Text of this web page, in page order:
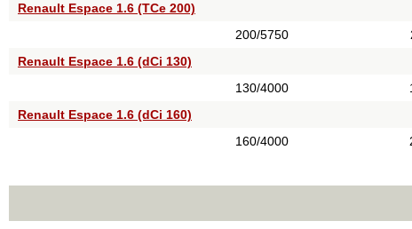
Renault Espace 1.6 (TCe 200)
200/5750
Renault Espace 1.6 (dCi 130)
130/4000
Renault Espace 1.6 (dCi 160)
160/4000